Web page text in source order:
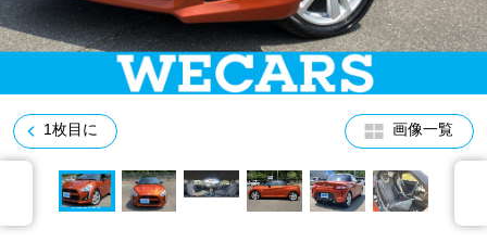
企業情報 採用情報
0120-733-500
1枚目に 画像一覧